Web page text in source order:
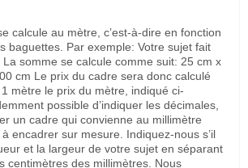
calcule au mètre, c’est-à-dire en fonction
baguettes. Par exemple: Votre sujet fait
somme se calcule comme suit: 25 cm x
cm Le prix du cadre sera donc calculé
mètre le prix du mètre, indiqué ci-
possible d’indiquer les décimales,
un cadre qui convienne au millimètre
encadrer sur mesure. Indiquez-nous s’il
et la largeur de votre sujet en séparant
centimètres des millimètres. Nous